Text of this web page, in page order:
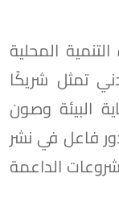
المحلية
تمثل شريكًا
البيئة وصون
فاعل في نشر
الداعمة